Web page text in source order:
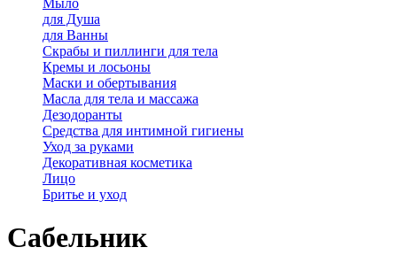
Мыло
для Душа
для Ванны
Скрабы и пиллинги для тела
Кремы и лосьоны
Маски и обертывания
Масла для тела и массажа
Дезодоранты
Средства для интимной гигиены
Уход за руками
Декоративная косметика
Лицо
Бритье и уход
Сабельник